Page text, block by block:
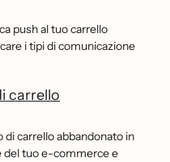
push al tuo carrello
i tipi di comunicazione
carrello
carrello abbandonato in
del tuo e-commerce e